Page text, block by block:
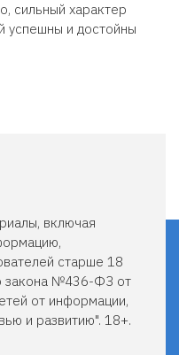
сильный характер
успешны и достойны
включая
старше 18
закона №436-ФЗ от
от информации,
и развитию". 18+.